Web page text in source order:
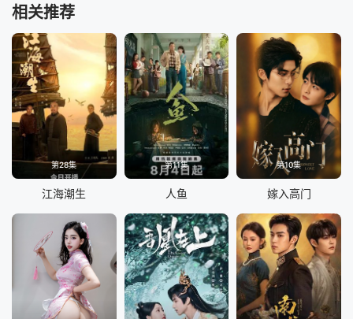
相关推荐
第28集
江海潮生
第11集
人鱼
第10集
嫁入高门